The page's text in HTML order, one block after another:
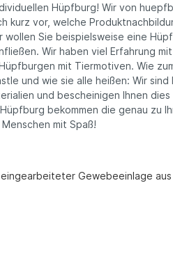
Hüpfburg! Wir von
kurz vor, welche
wollen Sie beispielsweise eine
Wir haben viel Erfahrung
mit Tiermotiven. Wie
und wie sie alle heißen: Wir
und bescheinigen Ihnen
bekommen die genau zu
mit Spaß!
Gewebeeinlage